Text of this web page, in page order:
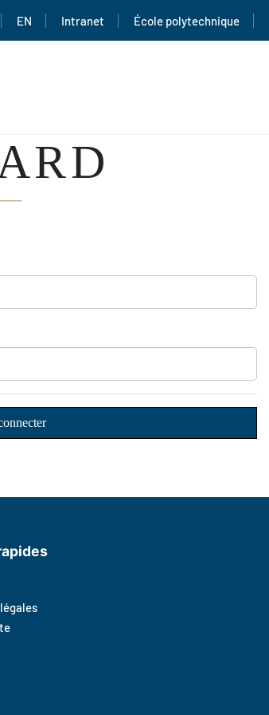
EN Intranet École polytechnique